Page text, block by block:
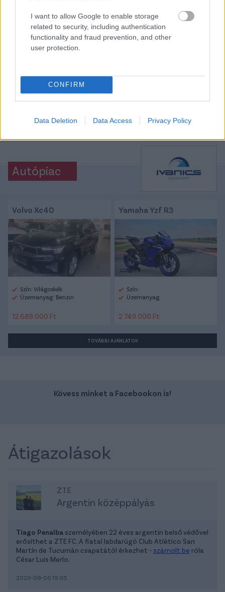
I want to allow Google to enable storage
related to security, including authentication
functionality and fraud prevention, and other
user protection.
CONFIRM
Data Deletion Data Access Privacy Policy
Itt állíthatod be, hogy a Csakfoci az elsők
között legyen a Google-találatokban
Link másolása
CÍMKÉK: #MAGYAR FOCI #NB I #DVSC
#KECSKEMÉT
#KTE #KECSKEMÉTI TE
Autópiac
Volvo Xc40
Szín: Világoskék
Üzemanyag: Benzin
12 689 000 Ft
Yamaha Yzf R3
Szín:
Üzemanyag:
2 749 000 Ft
TOVÁBBI AJÁNLATOK
Kövess minket a Facebookon is!
Átigazolások
ZTE
Argentin középpályás
Tiago Penalba személyében 22 éves argentin belső védővel
erősíthet a ZTE FC. A fiatal labdarúgó Club Atlético San
Martín de Tucumán csapatától érkezhet - számolt be róla
César Luis Merlo.
2026-08-06 19:05